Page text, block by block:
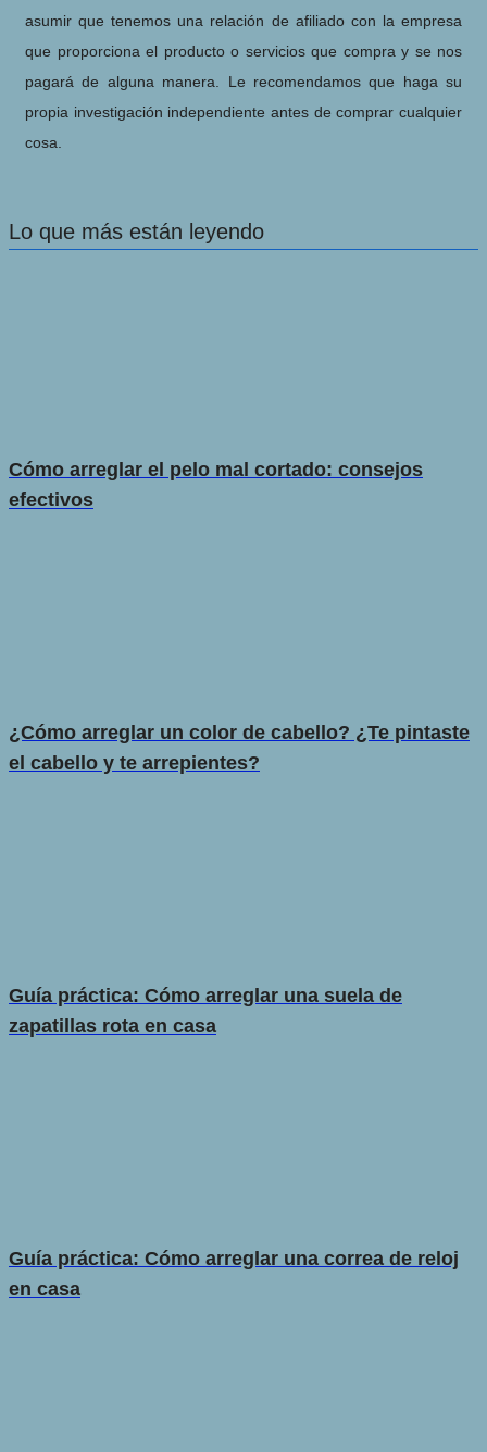
asumir que tenemos una relación de afiliado con la empresa
que proporciona el producto o servicios que compra y se nos
pagará de alguna manera. Le recomendamos que haga su
propia investigación independiente antes de comprar cualquier
cosa.
Lo que más están leyendo
Cómo arreglar el pelo mal cortado: consejos
efectivos
¿Cómo arreglar un color de cabello? ¿Te pintaste
el cabello y te arrepientes?
Guía práctica: Cómo arreglar una suela de
zapatillas rota en casa
Guía práctica: Cómo arreglar una correa de reloj
en casa